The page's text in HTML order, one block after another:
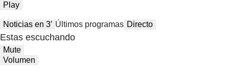
Play
Noticias en 3′ Últimos programas Directo
Estas escuchando
Mute
Volumen